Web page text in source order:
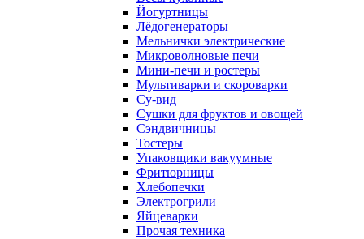
Йогуртницы
Лёдогенераторы
Мельнички электрические
Микроволновые печи
Мини-печи и ростеры
Мультиварки и скороварки
Су-вид
Сушки для фруктов и овощей
Сэндвичницы
Тостеры
Упаковщики вакуумные
Фритюрницы
Хлебопечки
Электрогрили
Яйцеварки
Прочая техника